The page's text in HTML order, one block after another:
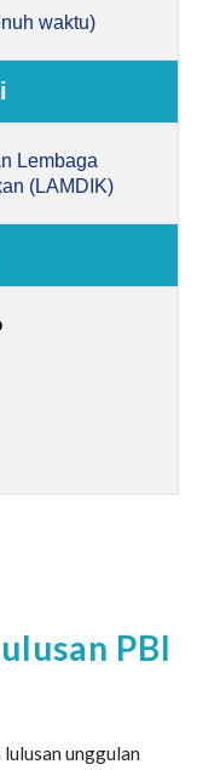
waktu)
Lembaga
(LAMDIK)
PBI
unggulan